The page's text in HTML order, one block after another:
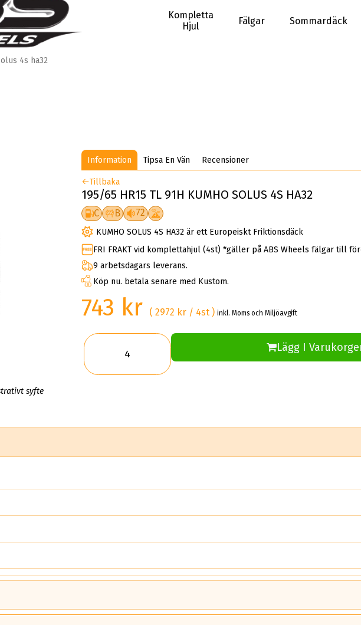
Kompletta
Hjul
Fälgar Sommardäck
4s ha32
syfte
Information Tipsa En Vän Recensioner
Tillbaka
195/65 HR15 TL 91H KUMHO SOLUS 4S HA32
C B 72
KUMHO SOLUS 4S HA32 är ett Europeiskt Friktionsdäck
FRI FRAKT vid komplettahjul (4st) *gäller på ABS Wheels fälgar till
9 arbetsdagars leverans.
Köp nu. betala senare med Kustom.
743 kr ( 2972 kr / 4st )inkl. Moms och Miljöavgift
Lägg I